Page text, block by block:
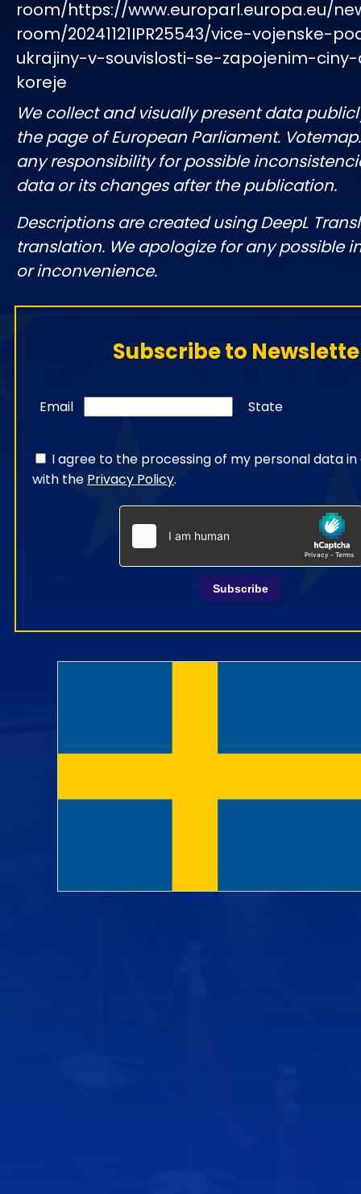
room/https://www.europarl.europa.eu/
room/20241121IPR25543/vice-vojenske-
ukrajiny-v-souvislosti-se-zapojenim-
koreje
We collect and visually present data
the page of European Parliament.
any responsibility for possible
data or its changes after the publication.
Descriptions are created using DeepL
translation. We apologize for any possible
or inconvenience.
Subscribe to
Email State
I agree to the processing of my personal data
with the Privacy Policy.
Subscribe